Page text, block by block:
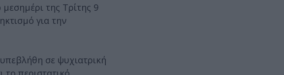
της Τρίτης 9
για την
σε ψυχιατρική